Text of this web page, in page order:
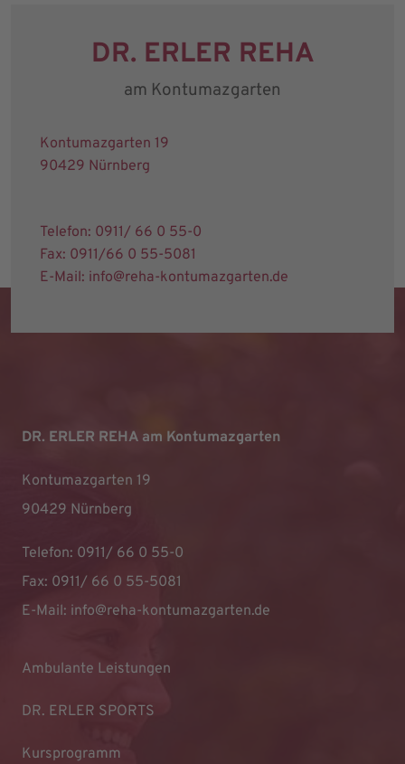
DR. ERLER REHA
am Kontumazgarten
Kontumazgarten 19
90429 Nürnberg
Telefon: 0911/ 66 0 55-0
Fax: 0911/66 0 55-5081
E-Mail: info@reha-kontumazgarten.de
DR. ERLER REHA am Kontumazgarten
Kontumazgarten 19
90429 Nürnberg
Telefon: 0911/ 66 0 55-0
Fax: 0911/ 66 0 55-5081
E-Mail: info@reha-kontumazgarten.de
Ambulante Leistungen
DR. ERLER SPORTS
Kursprogramm